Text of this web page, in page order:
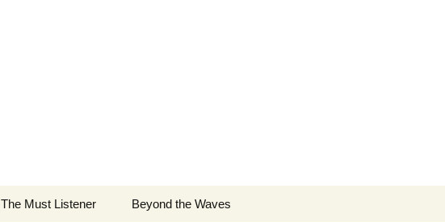
The Must Listener Beyond the Waves